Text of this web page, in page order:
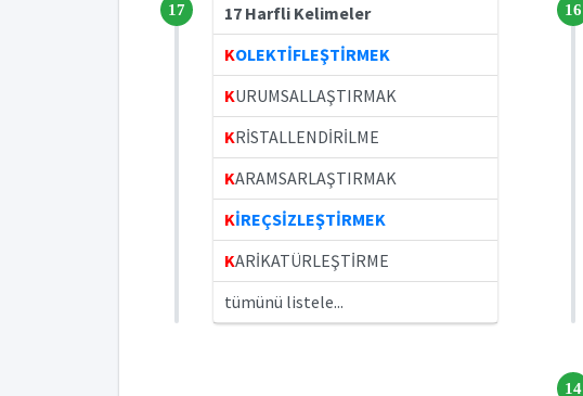
17
17 Harfli Kelimeler
KOLEKTİFLEŞTİRMEK
KURUMSALLAŞTIRMAK
KRİSTALLENDİRİLME
KARAMSARLAŞTIRMAK
KİREÇSİZLEŞTİRMEK
KARİKATÜRLEŞTİRME
tümünü listele...
16
14